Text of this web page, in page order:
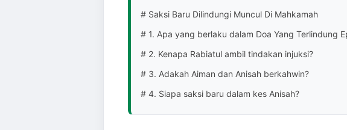
# Saksi Baru Dilindungi Muncul Di Mahkamah
# 1. Apa yang berlaku dalam Doa Yang Terlindung
# 2. Kenapa Rabiatul ambil tindakan injuksi?
# 3. Adakah Aiman dan Anisah berkahwin?
# 4. Siapa saksi baru dalam kes Anisah?